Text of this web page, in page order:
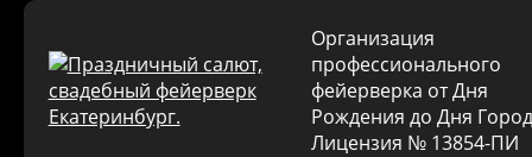
Организация
профессионального
фейерверка от Дня
Рождения до Дня
Лицензия № 13854-ПИ